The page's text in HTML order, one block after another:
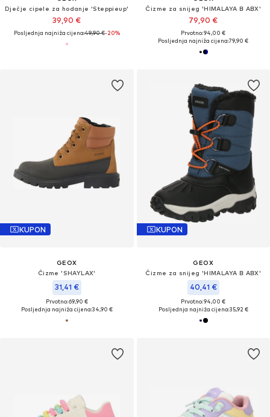
Dječje cipele za hodanje 'Steppieup'
39,90 €
Posljednja najniža cijena:49,90 €-20%
Čizme za snijeg 'HIMALAYA B ABX'
79,90 €
Prvotno: 94,00 €
Posljednja najniža cijena:79,90 €
KUPON
GEOX
Čizme 'SHAYLAX'
31,41 €
Prvotno: 69,90 €
Posljednja najniža cijena:34,90 €
KUPON
GEOX
Čizme za snijeg 'HIMALAYA B ABX'
40,41 €
Prvotno: 94,00 €
Posljednja najniža cijena:35,92 €